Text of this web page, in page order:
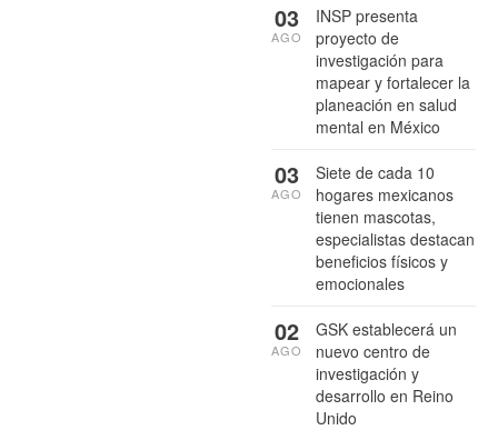
INSP presenta
proyecto de
investigación para
mapear y fortalecer la
planeación en salud
mental en México
03
AGO
Siete de cada 10
hogares mexicanos
tienen mascotas,
especialistas destacan
beneficios físicos y
emocionales
03
AGO
GSK establecerá un
nuevo centro de
investigación y
desarrollo en Reino
Unido
02
AGO